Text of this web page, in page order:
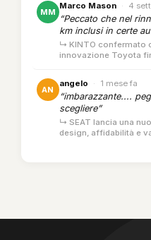
MM
Marco Mason · 4
“Peccato che nel
km inclusi in certe
↳ KINTO confermato
innovazione Toyota
AN
angelo · 1 mese fa
“imbarazzante....
scegliere”
↳ SEAT lancia una
design, affidabilità e